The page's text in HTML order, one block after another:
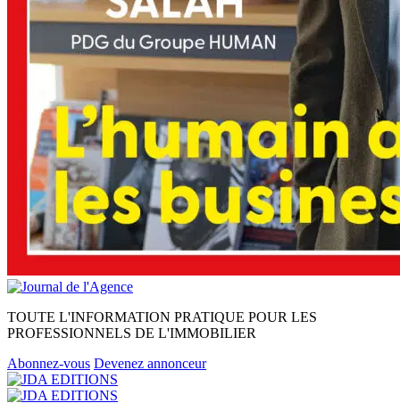
TOUTE L'INFORMATION PRATIQUE POUR LES
PROFESSIONNELS DE L'IMMOBILIER
Abonnez-vous Devenez annonceur